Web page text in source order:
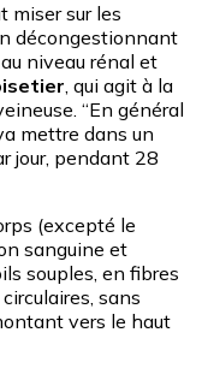
miser sur les
décongestionnant
niveau rénal et
, qui agit à la
“En général
mettre dans un
jour, pendant 28
(excepté le
sanguine et
souples, en fibres
sans
vers le haut